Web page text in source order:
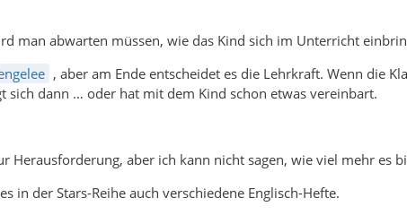
man abwarten müssen, wie das Kind sich im Unterricht
, aber am Ende entscheidet es die Lehrkraft. Wenn die
sich dann … oder hat mit dem Kind schon etwas vereinbart.
Herausforderung, aber ich kann nicht sagen, wie viel mehr es
in der Stars-Reihe auch verschiedene Englisch-Hefte.